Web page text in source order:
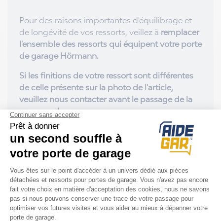
Pour des raisons importantes d'équilibrage et
de longévité de vos ressorts, veillez à remplacer
l'ensemble des ressorts qui équipent votre porte
de garage Hörmann.
Si les finitions de votre ressort sont différentes
de celle présente sur la photo de l'article,
veuillez nous contacter avant le passage de la
commande
Avantages de nos ressorts de traction sur
mesure :
- Livraison en 7 à 10 jours
- Fabrication française avec fil de qualité vous
assurant une longue durée de vie
- Tarif dégressif sur la commande de plusieurs